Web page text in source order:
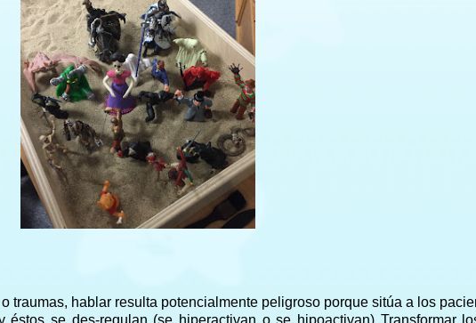
traumas, hablar resulta potencialmente peligroso porque sitúa a los
se des-regulan (se hiperactivan o se hipoactivan) Transformar